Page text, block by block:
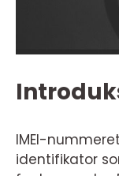
IMEI-
identifikator